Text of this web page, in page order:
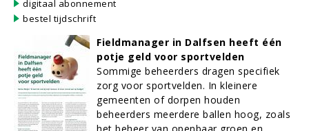
digitaal abonnement
bestel tijdschrift
Fieldmanager in Dalfsen heeft één
potje geld voor sportvelden
Sommige beheerders dragen specifiek
zorg voor sportvelden. In kleinere
gemeenten of dorpen houden
beheerders meerdere ballen hoog, zoals